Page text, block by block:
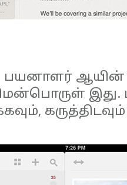
பயனாளர் ஆயின்
இது.